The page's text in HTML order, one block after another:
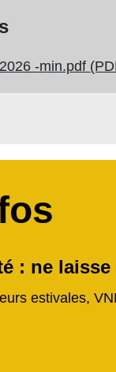
-min.pdf
: ne
estivales,